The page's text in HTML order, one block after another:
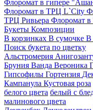
Флоромат в гипере
Флоромат в ТРЦ L`City
ТРЦ Ривьера Флоромат
Букеты Композиции
В корзинках В сумочке В
Поиск букета по цветку
Альстромерия
Бруния Ванда Вероника
Гипсофилы Гортензия
Кампанула Кустовая роза
белого цвета белый с
малинового цвета